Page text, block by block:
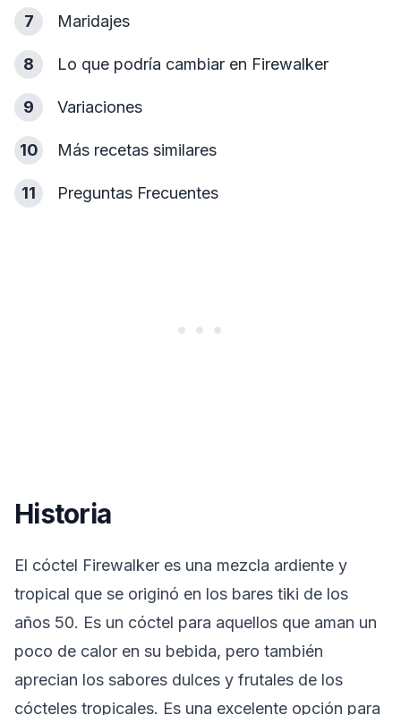
7 Maridajes
8 Lo que podría cambiar en Firewalker
9 Variaciones
10 Más recetas similares
11 Preguntas Frecuentes
Historia
El cóctel Firewalker es una mezcla ardiente y
tropical que se originó en los bares tiki de los
años 50. Es un cóctel para aquellos que aman un
poco de calor en su bebida, pero también
aprecian los sabores dulces y frutales de los
cócteles tropicales. Es una excelente opción para